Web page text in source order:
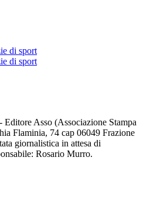
Asso (Associazione Stampa
Flaminia, 74 cap 06049 Frazione
giornalistica in attesa di
Rosario Murro.